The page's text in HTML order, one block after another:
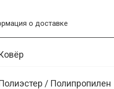
/ Полипропилен
о доставке